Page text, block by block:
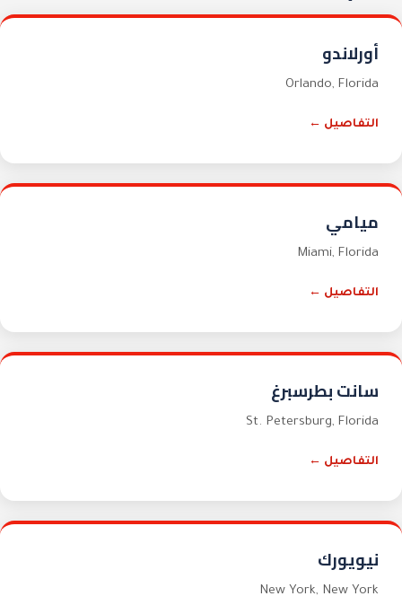
أورلاندو
Orlando, Florida
التفاصيل ←
ميامي
Miami, Florida
التفاصيل ←
سانت بطرسبرغ
St. Petersburg, Florida
التفاصيل ←
نيويورك
New York, New York